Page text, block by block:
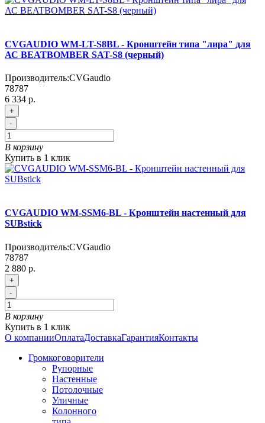
CVGAUDIO WM-LT-S8BL - Кронштейн типа "лира" для
АС BEATBOMBER SAT-S8 (черный)
Производитель:CVGaudio
78787
6 334 р.
+
-
В корзину
Купить в 1 клик
CVGAUDIO WM-SSM6-BL - Кронштейн настенный для
SUBstick
Производитель:CVGaudio
78787
2 880 р.
+
-
В корзину
Купить в 1 клик
О компанииОплатаДоставкаГарантияКонтакты
Громкоговорители
Рупорные
Настенные
Потолочные
Уличные
Колонного